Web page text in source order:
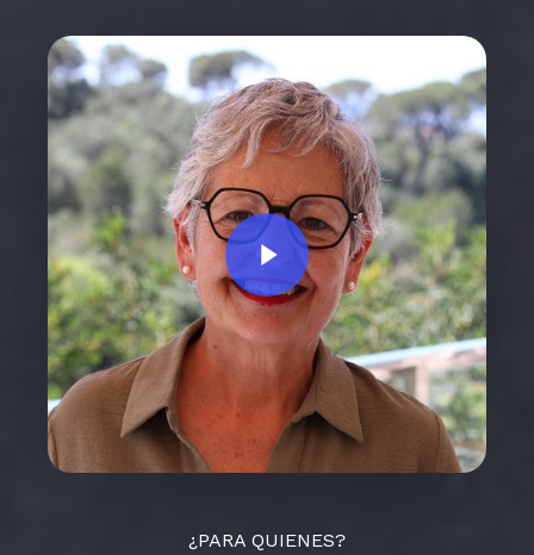
Play Video
¿PARA QUIENES?